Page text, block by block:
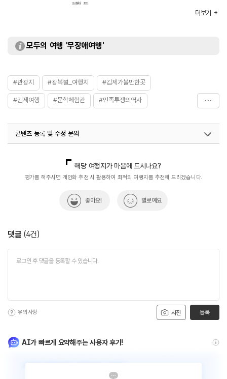
체험 등
더보기
모두의 여행 '무장애여행'
#관광지 #광복절_여행지 #김제가볼만한곳
#김제여행 #문학체험관 #민족투쟁의역사
콘텐츠 등록 및 수정 문의
해당 여행지가 마음에 드시나요?
평가를 해주시면 개인화 추천 시 활용하여 최적의 여행지를 추천해 드리겠습니다.
좋아요! 별로예요
댓글 (4건)
사진
유의사항 등록
AI가 빠르게 요약해주는 사용자 후기!